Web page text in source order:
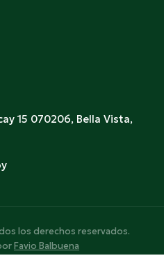
15 070206, Bella Vista,
los derechos reservados.
Favio Balbuena